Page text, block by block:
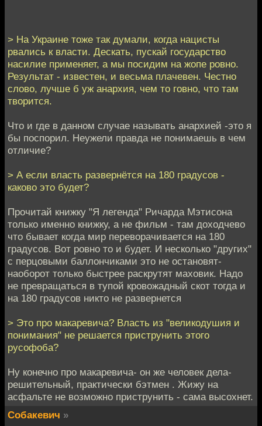
> На Украине тоже так думали, когда нацисты
рвались к власти. Дескать, пускай государство
насилие применяет, а мы посидим на жопе ровно.
Результат - известен, и весьма плачевен. Честно
слово, лучше б уж анархия, чем то говно, что там
творится.
Что и где в данном случае называть анархией -это я
бы поспорил. Неужели правда не понимаешь в чем
отличие?
> А если власть развернётся на 180 градусов -
каково это будет?
Прочитай книжку "Я легенда" Ричарда Мэтисона
только именно книжку, а не фильм - там доходчево
что бывает когда мир переворачивается на 180
градусов. Вот ровно то и будет. И несколько "других"
с перцовыми баллончиками это не остановят-
наоборот только быстрее раскрутят маховик. Надо
не превращаться в тупой кровожадный скот тогда и
на 180 градусов никто не развернется
> Это про макаревича? Власть из "великодушия и
понимания" не решается приструнить этого
русофоба?
Ну конечно про макаревича- он же человек дела-
решительный, практически бэтмен . Жижу на
асфальте не возможно приструнить - сама высохнет.
Собакевич »